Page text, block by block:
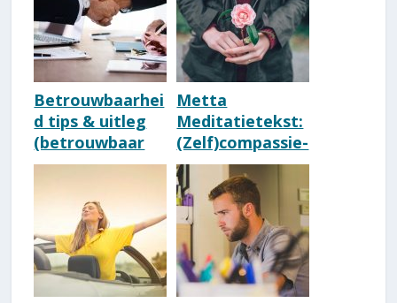
Betrouwbaarhei
d tips & uitleg
(betrouwbaar
persoon)
Metta
Meditatietekst:
(Zelf)compassie-
Oefening
[Loving
Kindness]